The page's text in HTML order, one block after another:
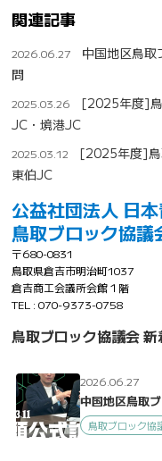
関連記事
2026.06.27
中国地区鳥
問
2025.03.26
[2025年度]鳥
JC・境港JC
2025.03.12
[2025年度]鳥
東伯JC
公益社団法人 日
鳥取ブロック協議
〒680-0831
鳥取県倉吉市明治町1037
倉吉商工会議所会館１階
TEL : 070-9373-0758
鳥取ブロック協議会
2026.06.27
中国地区鳥取
鳥取ブロック協